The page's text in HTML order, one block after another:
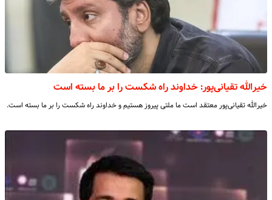
خیرالله تقیانی‌پور: خداوند راه شکست را بر ما بسته است
خیرالله تقیانی‌پور معتقد است ما ملتی پیروز هستیم و خداوند راه شکست را بر ما بسته است.